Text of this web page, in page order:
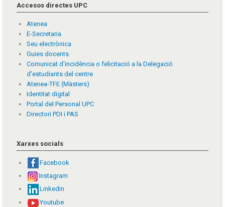
Accesos directes UPC
Atenea
E-Secretaria
Seu electrònica
Guies docents
Comunicat d'incidència o felicitació a la Delegació
d'estudiants del centre
Atenea-TFE (Màsters)
Identitat digital
Portal del Personal UPC
Directori PDI i PAS
Xarxes socials
Facebook
Instagram
Linkedin
Youtube